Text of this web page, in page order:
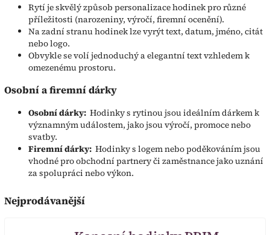
Rytí je skvělý způsob personalizace hodinek pro různé
příležitosti (narozeniny, výročí, firemní ocenění).
Na zadní stranu hodinek lze vyrýt text, datum, jméno, citát
nebo logo.
Obvykle se volí jednoduchý a elegantní text vzhledem k
omezenému prostoru.
Osobní a firemní dárky
Osobní dárky: Hodinky s rytinou jsou ideálním dárkem k
významným událostem, jako jsou výročí, promoce nebo
svatby.
Firemní dárky: Hodinky s logem nebo poděkováním jsou
vhodné pro obchodní partnery či zaměstnance jako uznání
za spolupráci nebo výkon.
Nejprodávanější